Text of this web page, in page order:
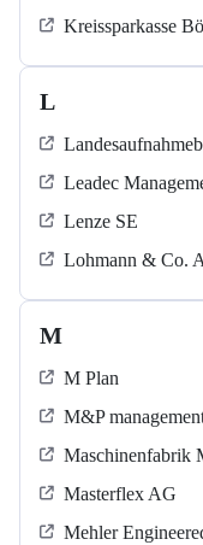
Kreissparkasse
L
Leadec
Lenze SE
Lohmann & Co.
M
M Plan
M&P
Maschinenfabrik
Masterflex AG
Mehler